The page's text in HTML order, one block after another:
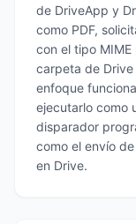
de DriveApp y
como PDF,
con el tipo
carpeta de
enfoque
ejecutarlo como
disparador
como el envío
en Drive.